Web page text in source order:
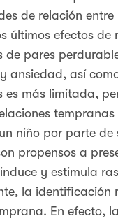
de relación
efectos de
pares
ansiedad, así
es más limitada,
niño por parte
propensos a
y estimula
la identificación
En efecto,